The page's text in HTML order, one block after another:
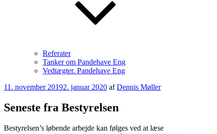
Referater
Tanker om Pandehave Eng
Vedtægter. Pandehave Eng
Udgivet
11. november 20192. januar 2020 afDennis Møller
Seneste fra Bestyrelsen
Bestyrelsen’s løbende arbejde kan følges ved at læse